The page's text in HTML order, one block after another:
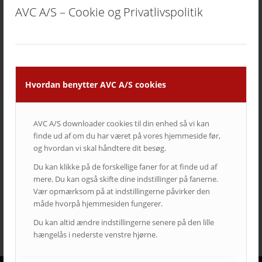
AVC A/S – Cookie og Privatlivspolitik
Hvordan benytter AVC A/S cookies
AVC A/S downloader cookies til din enhed så vi kan
finde ud af om du har været på vores hjemmeside før,
og hvordan vi skal håndtere dit besøg.
Du kan klikke på de forskellige faner for at finde ud af
mere. Du kan også skifte dine indstillinger på fanerne.
Vær opmærksom på at indstillingerne påvirker den
måde hvorpå hjemmesiden fungerer.
Du kan altid ændre indstillingerne senere på den lille
hængelås i nederste venstre hjørne.
Hotel Hans Egede
1. november 2018
Læs mere